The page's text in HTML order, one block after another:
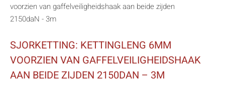
voorzien van gaffelveiligheidshaak aan beide zijden
2150daN - 3m
SJORKETTING: KETTINGLENG 6MM
VOORZIEN VAN GAFFELVEILIGHEIDSHAAK
AAN BEIDE ZIJDEN 2150DAN – 3M